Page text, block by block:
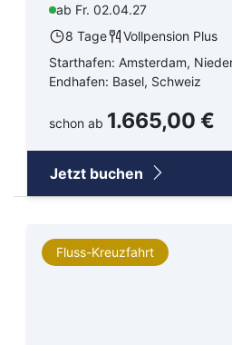
ab Fr. 02.04.27
8 Tage
Vollpension Plus
Starthafen: Amsterdam,
Endhafen: Basel, Schweiz
schon ab 1.665,00 €
Jetzt buchen
Fluss-Kreuzfahrt